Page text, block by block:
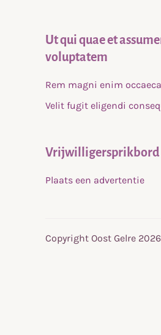
Ut qui quae et
voluptatem
Rem magni enim
Velit fugit eligendi
Vrijwilligersprikbord
Plaats een advertentie
Copyright Oost Gelre 2026